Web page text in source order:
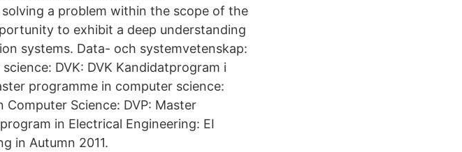
a problem within the scope of the
to exhibit a deep understanding
systems. Data- och systemvetenskap:
DVK: DVK Kandidatprogram i
programme in computer science:
Computer Science: DVP: Master
in Electrical Engineering: EI
in Autumn 2011.